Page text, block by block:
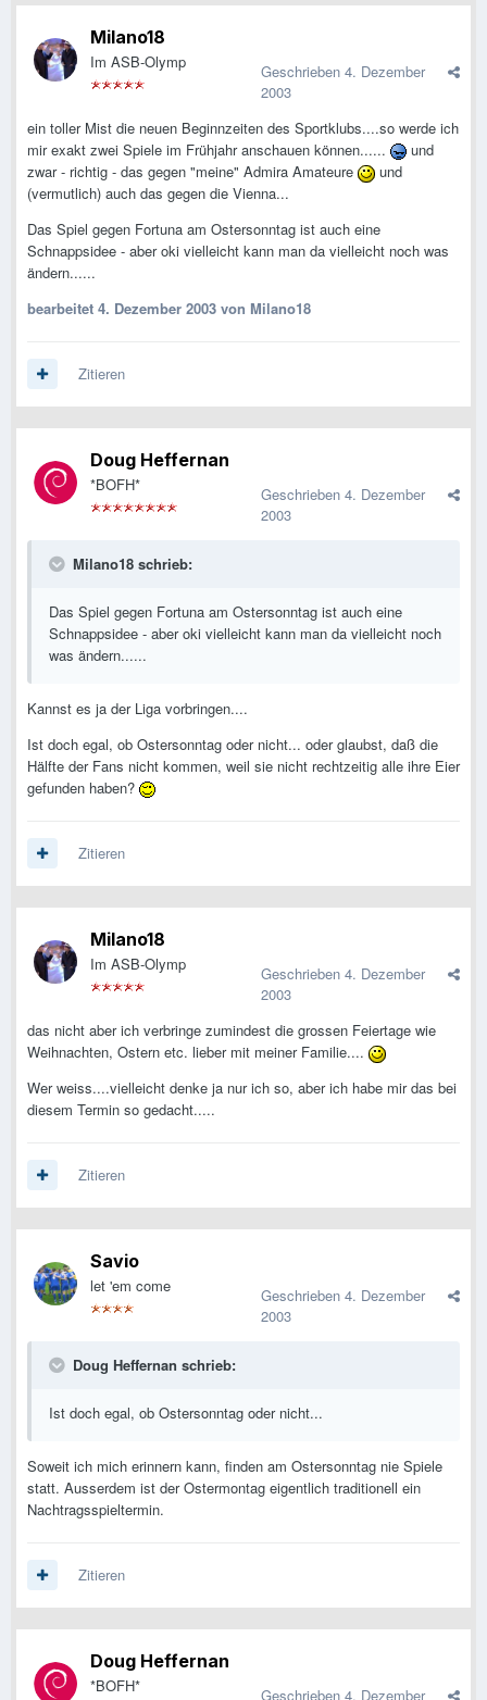
Milano18
Im ASB-Olymp Geschrieben 4. Dezember
2003
ein toller Mist die neuen Beginnzeiten des Sportklubs....so werde ich
mir exakt zwei Spiele im Frühjahr anschauen können......
und
zwar - richtig - das gegen "meine" Admira Amateure
und
(vermutlich) auch das gegen die Vienna...
Das Spiel gegen Fortuna am Ostersonntag ist auch eine
Schnappsidee - aber oki vielleicht kann man da vielleicht noch was
ändern......
bearbeitet 4. Dezember 2003 von Milano18
Zitieren
Doug Heffernan
*BOFH* Geschrieben 4. Dezember
2003
Milano18 schrieb:
Das Spiel gegen Fortuna am Ostersonntag ist auch eine
Schnappsidee - aber oki vielleicht kann man da vielleicht noch
was ändern......
Kannst es ja der Liga vorbringen....
Ist doch egal, ob Ostersonntag oder nicht... oder glaubst, daß die
Hälfte der Fans nicht kommen, weil sie nicht rechtzeitig alle ihre Eier
gefunden haben?
Zitieren
Milano18
Im ASB-Olymp Geschrieben 4. Dezember
2003
das nicht aber ich verbringe zumindest die grossen Feiertage wie
Weihnachten, Ostern etc. lieber mit meiner Familie....
Wer weiss....vielleicht denke ja nur ich so, aber ich habe mir das bei
diesem Termin so gedacht.....
Zitieren
Savio
let 'em come Geschrieben 4. Dezember
2003
Doug Heffernan schrieb:
Ist doch egal, ob Ostersonntag oder nicht...
Soweit ich mich erinnern kann, finden am Ostersonntag nie Spiele
statt. Ausserdem ist der Ostermontag eigentlich traditionell ein
Nachtragsspieltermin.
Zitieren
Doug Heffernan
*BOFH* Geschrieben 4. Dezember